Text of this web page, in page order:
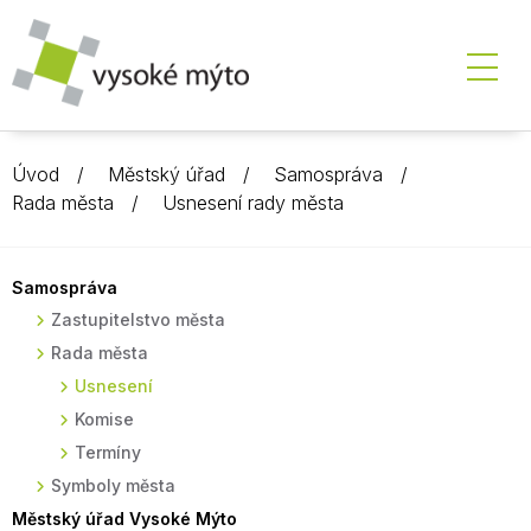
Úvod Městský úřad
Samospráva
Rada města
Usnesení rady města
Samospráva
Zastupitelstvo města
Rada města
Usnesení
Komise
Termíny
Symboly města
Městský úřad Vysoké Mýto